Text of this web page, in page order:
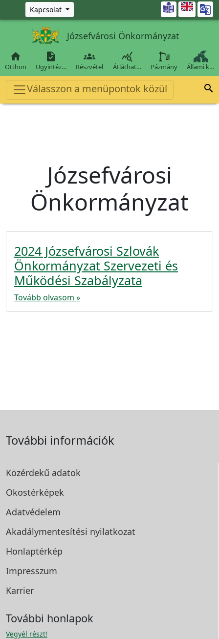
Ugrás a fő tartalomra
Kapcsolat 
Józsefvárosi Önkormányzat

Otthon

Ügyintéz…

Részvétel

Átláthat… Pázmány Állami k…
Válasszon a menüpontok közül 
Józsefvárosi
Önkormányzat
2024 Józsefvárosi Szlovák
Önkormányzat Szervezeti és
Működési Szabályzata
Tovább olvasom »
További információk
Közérdekű adatok
Okostérképek
Adatvédelem
Akadálymentesítési nyilatkozat
Honlaptérkép
Impresszum
Karrier
További honlapok
Vegyél részt!